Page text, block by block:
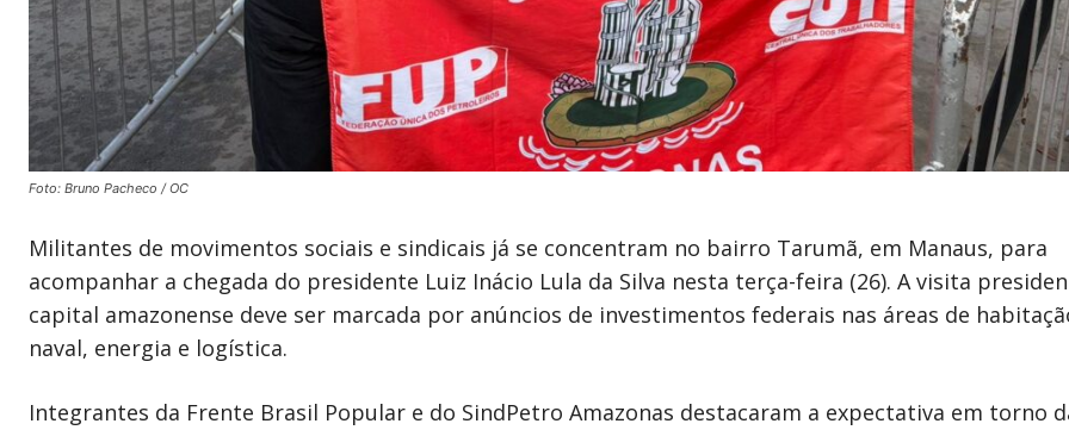
Foto: Bruno Pacheco / OC
Militantes de movimentos sociais e sindicais já se concentram no bairro Tarumã, em Manaus, para
acompanhar a chegada do presidente Luiz Inácio Lula da Silva nesta terça-feira (26). A visita
capital amazonense deve ser marcada por anúncios de investimentos federais nas áreas de
naval, energia e logística.
Integrantes da Frente Brasil Popular e do SindPetro Amazonas destacaram a expectativa em torno